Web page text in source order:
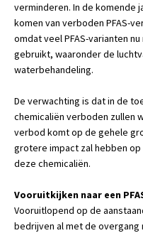
verminderen. In de komende
komen van verboden PFAS-
omdat veel PFAS-varianten
gebruikt, waaronder de
waterbehandeling.
De verwachting is dat in de
chemicaliën verboden zullen
verbod komt op de gehele
grotere impact zal hebben
deze chemicaliën.
Vooruitkijken naar een
Vooruitlopend op de
bedrijven al met de